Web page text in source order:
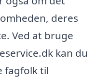
deres
Ved at bruge
kan du
fagfolk til